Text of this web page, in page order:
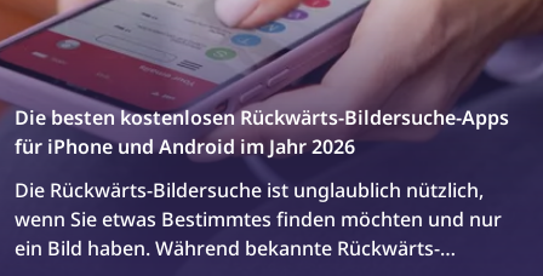
Die besten kostenlosen Rückwärts-Bildersuche-Apps
für iPhone und Android im Jahr 2026
Die Rückwärts-Bildersuche ist unglaublich nützlich,
wenn Sie etwas Bestimmtes finden möchten und nur
ein Bild haben. Während bekannte Rückwärts-